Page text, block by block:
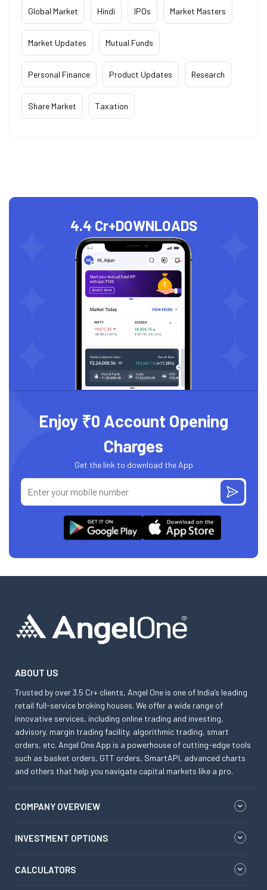
Global Market Hindi IPOs Market Masters
Market Updates Mutual Funds
Personal Finance Product Updates Research
Share Market Taxation
4.4 Cr+DOWNLOADS
Enjoy ₹0 Account Opening
Charges
Get the link to download the App
ABOUT US
Trusted by over 3.5 Cr+ clients, Angel One is one of India’s leading
retail full-service broking houses. We offer a wide range of
innovative services, including online trading and investing,
advisory, margin trading facility, algorithmic trading, smart
orders, etc. Angel One App is a powerhouse of cutting-edge tools
such as basket orders, GTT orders, SmartAPI, advanced charts
and others that help you navigate capital markets like a pro.
COMPANY OVERVIEW
INVESTMENT OPTIONS
CALCULATORS